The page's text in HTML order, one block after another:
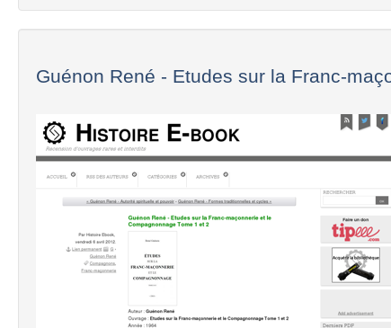
Guénon René - Etudes sur la Franc-